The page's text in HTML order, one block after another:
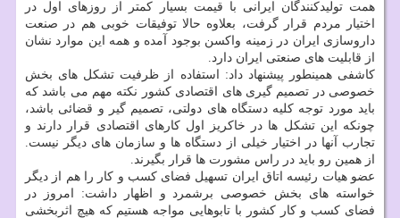
همت تولیدکنندگان ایرانی با قیمت بسیار کمتر از روزهای اول در
اختیار مردم قرار گرفت، بعلاوه حالا توفیقات خوبی هم در صنعت
داروسازی ایران در زمینه واکسن بوجود آمده و همه این موارد نشان
از قابلیت های صنعتی ایران دارد.
کاشفی همینطور پیشنهاد داد: استفاده از ظرفیت تشکل های بخش
خصوصی در تصمیم گیری های اقتصادی کشور نکته مهم می باشد که
باید مورد توجه کلیه دستگاه های دولتی، تصمیم گیر و قضائی باشد،
چونکه این تشکل ها در خاکریز اول کارهای اقتصادی قرار دارند و
تجارب آنها در اختیار خیلی از دستگاه ها و سازمان های دیگر نیست.
از همین رو باید در راس مشورت ها قرار بگیرند.
عضو هیات رئیسه اتاق ایران تسهیل فضای کسب و کار را هم از دیگر
خواسته های بخش خصوصی برشمرد و اظهار داشت: امروز در
فضای کسب و کار کشور با تابوهایی مواجه هستیم که هیچ اثربخشی